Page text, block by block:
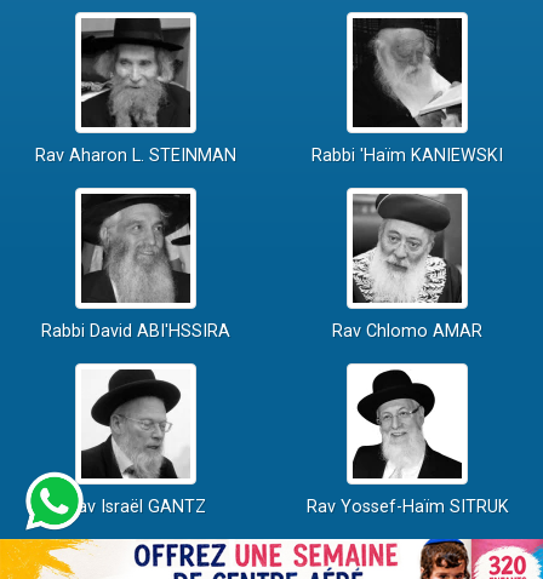
Rav Aharon L. STEINMAN Rabbi 'Haïm KANIEWSKI
Rabbi David ABI'HSSIRA Rav Chlomo AMAR
Rav Israël GANTZ Rav Yossef-Haïm SITRUK